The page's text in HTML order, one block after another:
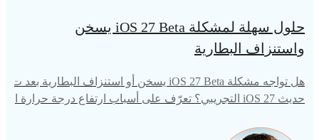
حلول سهلة لمشكلة iOS 27 Beta يسخن
واستنزاف البطارية
هل تواجه مشكلة iOS 27 Beta يسخن أو استنزاف البطارية بعد ت
حديث iOS 27 التجريبي؟ تعرّف على أسباب ارتفاع درجة حرارة ا
ك إصلاح النظام باستخدام ReiBoot.